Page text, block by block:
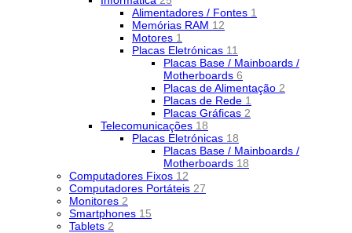
Alimentadores / Fontes 1
Memórias RAM 12
Motores 1
Placas Eletrónicas 11
Placas Base / Mainboards /
Motherboards 6
Placas de Alimentação 2
Placas de Rede 1
Placas Gráficas 2
Telecomunicações 18
Placas Eletrónicas 18
Placas Base / Mainboards /
Motherboards 18
Computadores Fixos 12
Computadores Portáteis 27
Monitores 2
Smartphones 15
Tablets 2